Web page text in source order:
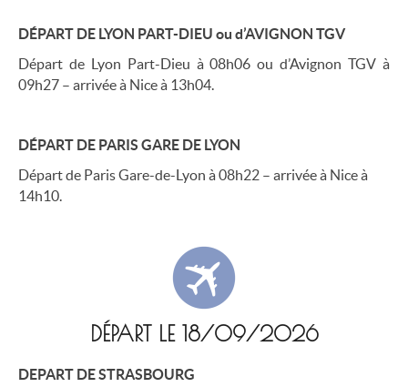
DÉPART DE LYON PART-DIEU ou d’AVIGNON TGV
Départ de Lyon Part-Dieu à 08h06 ou d’Avignon TGV à
09h27 – arrivée à Nice à 13h04.
DÉPART DE PARIS GARE DE LYON
Départ de Paris Gare-de-Lyon à 08h22 – arrivée à Nice à
14h10.
DÉPART LE 18/09/2026
DEPART DE STRASBOURG